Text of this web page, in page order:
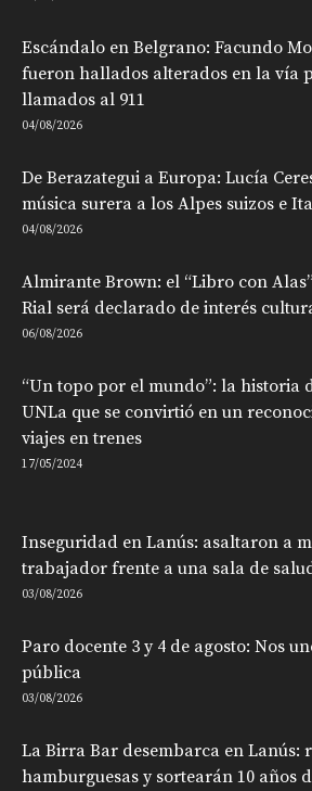
Escándalo en Belgrano: Facundo
fueron hallados alterados en la vía
llamados al 911
04/08/2026
De Berazategui a Europa: Lucía
música surera a los Alpes suizos e
04/08/2026
Almirante Brown: el “Libro con
Rial será declarado de interés
06/08/2026
“Un topo por el mundo”: la historia
UNLa que se convirtió en un
viajes en trenes
17/05/2024
Inseguridad en Lanús: asaltaron a
trabajador frente a una sala de
03/08/2026
Paro docente 3 y 4 de agosto: Nos
pública
03/08/2026
La Birra Bar desembarca en Lanús:
hamburguesas y sortearán 10 años